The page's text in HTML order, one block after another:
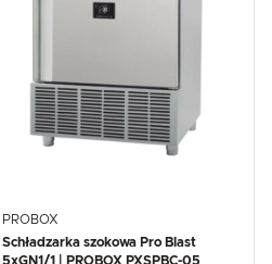
PROBOX
Schładzarka szokowa Pro Blast
5xGN1/1 | PROBOX PXSPBC-05